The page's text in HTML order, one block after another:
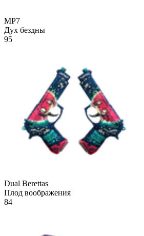
MP7
Дух бездны
95
Dual Berettas
Плод воображения
84